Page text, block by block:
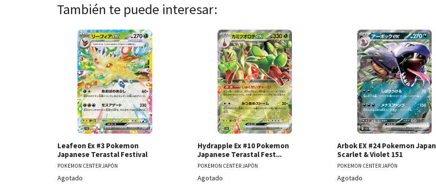
También te puede interesar:
Ver detalles
Leafeon Ex #3 Pokemon
Japanese Terastal Festival
POKEMON CENTER JAPÓN
Agotado
Ver detalles
Hydrapple Ex #10 Pokemon
Japanese Terastal Fest...
POKEMON CENTER JAPÓN
Agotado
Ver
Arbok EX #24 Pokemon
Scarlet & Violet 151
POKEMON CENTER JAPÓN
Agotado